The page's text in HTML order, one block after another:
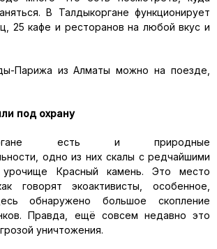
В Талдыкоргане функционирует
25 кафе и ресторанов на любой вкус и
Парижа из Алматы можно на поезде,
под охрану
есть и природные
одно из них скалы с редчайшими
урочище Красный камень. Это место
говорят экоактивисты, особенное,
обнаружено большое скопление
Правда, ещё совсем недавно это
уничтожения.